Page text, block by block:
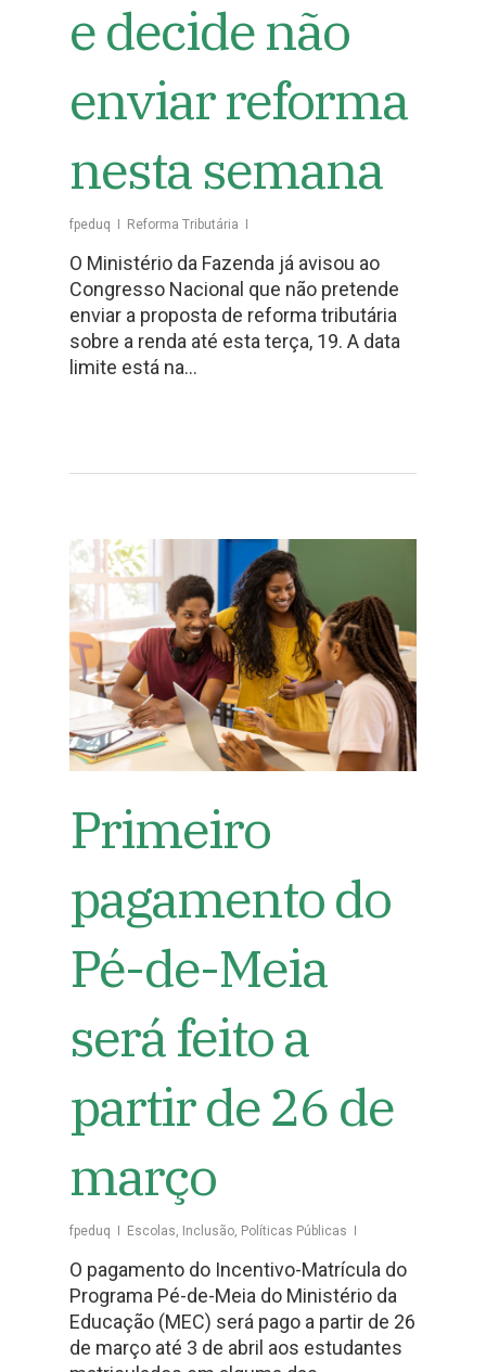
e decide não
enviar reforma
nesta semana
fpeduq Reforma Tributária
O Ministério da Fazenda já avisou ao
Congresso Nacional que não pretende
enviar a proposta de reforma tributária
sobre a renda até esta terça, 19. A data
limite está na…
Primeiro
pagamento do
Pé-de-Meia
será feito a
partir de 26 de
março
fpeduq Escolas Inclusão Políticas Públicas
O pagamento do Incentivo-Matrícula do
Programa Pé-de-Meia do Ministério da
Educação (MEC) será pago a partir de 26
de março até 3 de abril aos estudantes